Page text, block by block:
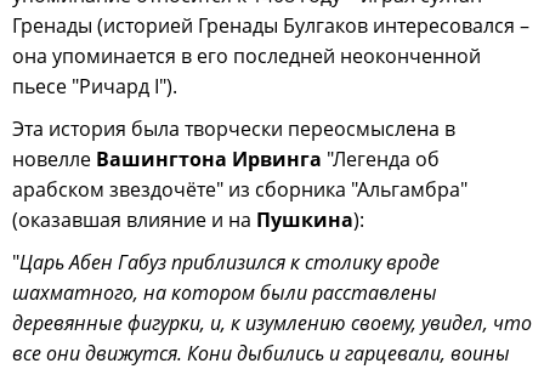
Гренады (историей Гренады Булгаков интересовался –
она упоминается в его последней неоконченной
пьесе "Ричард I").
Эта история была творчески переосмыслена в
новелле Вашингтона Ирвинга "Легенда об
арабском звездочёте" из сборника "Альгамбра"
(оказавшая влияние и на Пушкина):
"Царь Абен Габуз приблизился к столику вроде
шахматного, на котором были расставлены
деревянные фигурки, и, к изумлению своему, увидел, что
все они движутся. Кони дыбились и гарцевали, воины